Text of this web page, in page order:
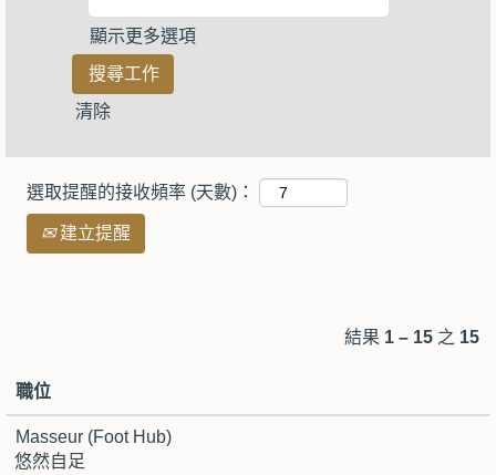
顯示更多選項
清除
選取提醒的接收頻率 (天數)：
建立提醒
結果 1 – 15 之 15
職位
Masseur (Foot Hub)
悠然自足